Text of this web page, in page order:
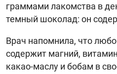
граммами лакомства в
темный шоколад: он
Врач напомнила, что
содержит магний,
какао-маслу и бобам в